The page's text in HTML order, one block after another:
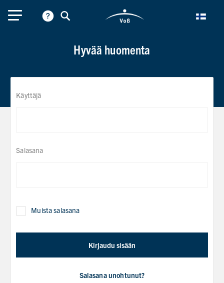
Hyvää huomenta
Käyttäjä
Salasana
Muista salasana
Kirjaudu sisään
Salasana unohtunut?